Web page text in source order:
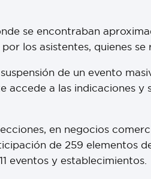
se encontraban
los asistentes, quienes se
de un evento
accede a las indicaciones y
en negocios
de 259 elementos
eventos y establecimientos.